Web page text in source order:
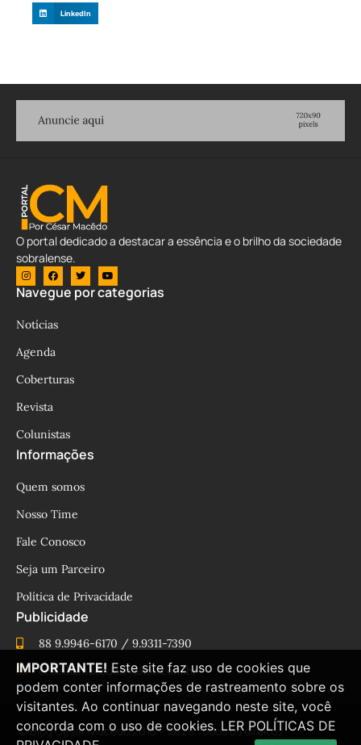
LinkedIn
O portal dedicado a destacar a essência e o brilho da sociedade
sobralense.
Navegue por categorias
Notícias
Agenda
Coberturas
Revista
Colunistas
Informações
Quem somos
Nosso Time
Fale Conosco
Seja um Parceiro
Política de Privacidade
Publicidade
88 9.9946-6170 / 9.9311-7390
cesinhamacedo@yahoo.com.br
© Blog César Macêdo 2015 – 2025 Todos os direitos
IMPORTANTE! Este site faz uso de cookies que
podem conter informações de rastreamento sobre os
visitantes. Ao continuar navegando neste site, você
concorda com o uso de cookies. LER POLÍTICAS DE